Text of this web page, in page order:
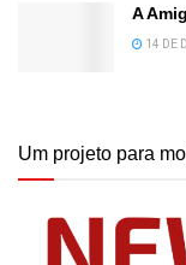
A
14 DE
Um projeto para